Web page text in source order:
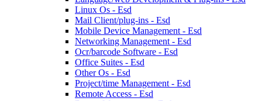
Linux Os - Esd
Mail Client/plug-ins - Esd
Mobile Device Management - Esd
Networking Management - Esd
Ocr/barcode Software - Esd
Office Suites - Esd
Other Os - Esd
Project/time Management - Esd
Remote Access - Esd